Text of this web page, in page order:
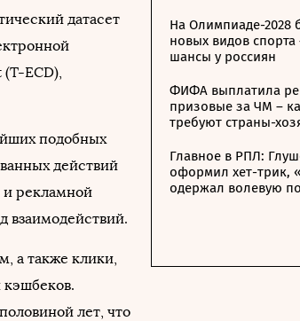
датасет
ECD),
подобных
действий
и рекламной
взаимодействий.
а также клики,
лет, что
На Олимпиаде-2028
новых видов спорта
шансы у россиян
ФИФА выплатила
призовые за ЧМ –
требуют страны-
Главное в РПЛ:
оформил хет-трик,
одержал волевую